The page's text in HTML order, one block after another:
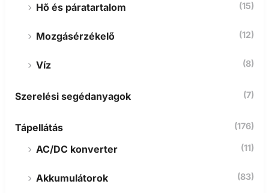
Hő és páratartalom (15)
Mozgásérzékelő (12)
Víz (8)
Szerelési segédanyagok (7)
Tápellátás (176)
AC/DC konverter (11)
Akkumulátorok (83)